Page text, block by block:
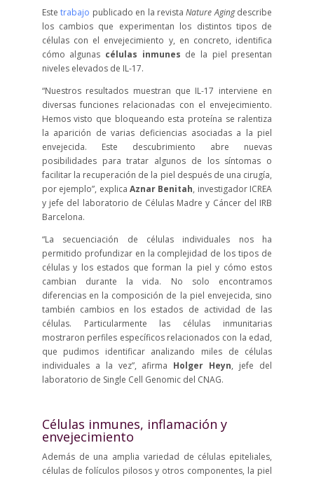
Estetrabajo publicado en la revistaNature Agingdescribe
los cambios que experimentan los distintos tipos de
células con el envejecimiento y, en concreto, identifica
cómo algunas células inmunes de la piel presentan
niveles elevados de IL-17.
“Nuestros resultados muestran que IL-17 interviene en
diversas funciones relacionadas con el envejecimiento.
Hemos visto que bloqueando esta proteína se ralentiza
la aparición de varias deficiencias asociadas a la piel
envejecida. Este descubrimiento abre nuevas
posibilidades para tratar algunos de los síntomas o
facilitar la recuperación de la piel después de una cirugía,
por ejemplo”, explica Aznar Benitah, investigador ICREA
y jefe del laboratorio de Células Madre y Cáncer del IRB
Barcelona.
“La secuenciación de células individuales nos ha
permitido profundizar en la complejidad de los tipos de
células y los estados que forman la piel y cómo estos
cambian durante la vida. No solo encontramos
diferencias en la composición de la piel envejecida, sino
también cambios en los estados de actividad de las
células. Particularmente las células inmunitarias
mostraron perfiles específicos relacionados con la edad,
que pudimos identificar analizando miles de células
individuales a la vez”, afirma Holger Heyn, jefe del
laboratorio de Single Cell Genomic del CNAG.
Células inmunes, inflamación y
envejecimiento
Además de una amplia variedad de células epiteliales,
células de folículos pilosos y otros componentes, la piel